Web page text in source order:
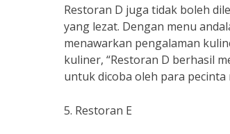
Restoran D juga tidak boleh
yang lezat. Dengan menu
menawarkan pengalaman
kuliner, “Restoran D berhasil
untuk dicoba oleh para pecinta
5. Restoran E